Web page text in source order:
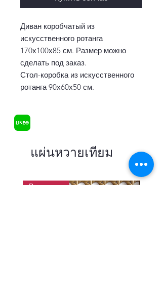
Диван коробчатый из
искусственного ротанга
170х100х85 см. Размер можно
сделать под заказ.
Стол-коробка из искусственного
ротанга 90х60х50 см.
แผ่นหวายเทียม
В наличии